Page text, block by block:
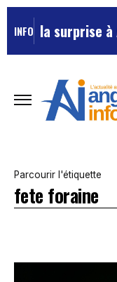
INFO à Angers et
Parcourir l'étiquette
fete foraine